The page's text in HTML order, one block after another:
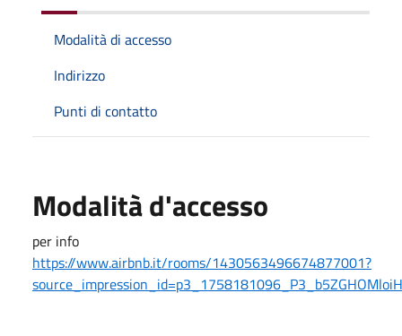
Modalità di accesso
Indirizzo
Punti di contatto
Modalità d'accesso
per info
https://www.airbnb.it/rooms/1430563496674877001?